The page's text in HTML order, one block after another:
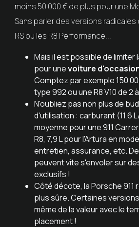
moins 50 000 € de plus pour une
Sans parler des versions radicales
RS ou les R8 Performance...
Mais il est possible de limiter
pour unevoiture
Comptez par exemple 150
type 992 ou une R8 V10 de 2
N'oubliez pas non plus de
d'utilisation : carburant (11,6
moyenne pour une 911
R8, 7,9 L pour l'Artura en
entretien, assurance, etc.
peuvent vite s'envoler sur
exclusifs !
Côté décote, la Porsche 911
plus sûre. Certaines
même de la valeur avec le
placement !